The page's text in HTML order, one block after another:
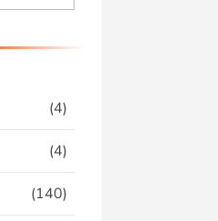
(4)
(4)
(140)